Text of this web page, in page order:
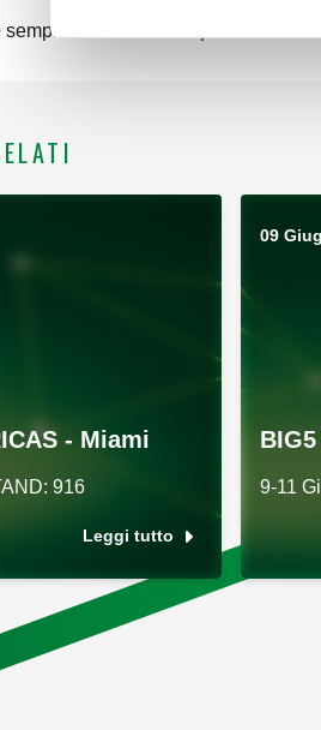
il lavoro dei
- Miami
916
Leggi tutto
09
9-11